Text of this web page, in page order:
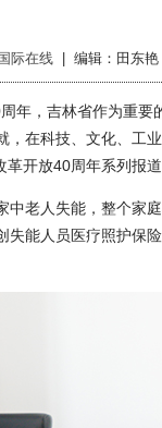
际在线 编辑：田东
年，吉林省作为重
在科技、文化、工
开放40周年系列报道
老人失能，整个家
失能人员医疗照护保